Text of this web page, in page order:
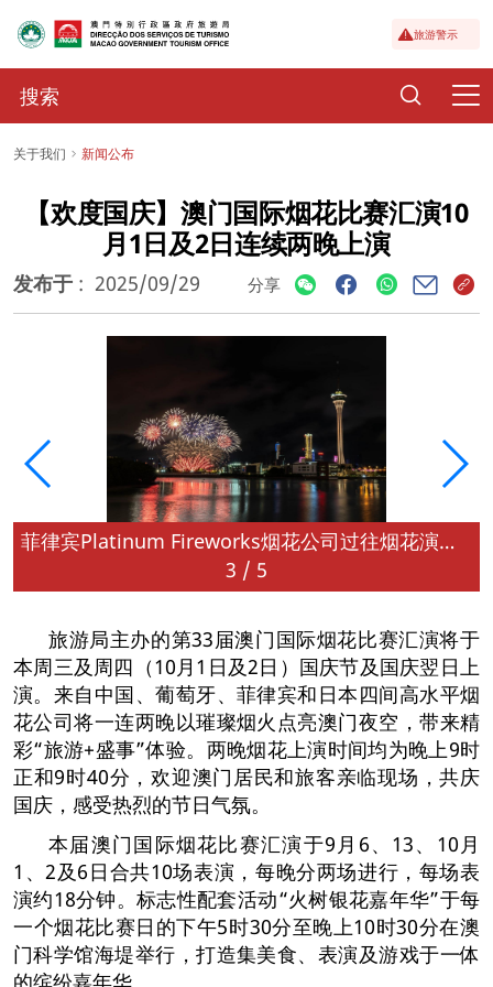
旅游警示
关于我们 新闻公布
【欢度国庆】澳门国际烟花比赛汇演10
月1日及2日连续两晚上演
发布于 : 2025/09/29 分享
菲律宾Platinum Fireworks烟花公司过往烟花演出（资料图片）
3 / 5
旅游局主办的第33届澳门国际烟花比赛汇演将于
本周三及周四（10月1日及2日）国庆节及国庆翌日上
演。来自中国、葡萄牙、菲律宾和日本四间高水平烟
花公司将一连两晚以璀璨烟火点亮澳门夜空，带来精
彩“旅游+盛事”体验。两晚烟花上演时间均为晚上9时
正和9时40分，欢迎澳门居民和旅客亲临现场，共庆
国庆，感受热烈的节日气氛。
本届澳门国际烟花比赛汇演于9月6、13、10月
1、2及6日合共10场表演，每晚分两场进行，每场表
演约18分钟。标志性配套活动“火树银花嘉年华”于每
一个烟花比赛日的下午5时30分至晚上10时30分在澳
门科学馆海堤举行，打造集美食、表演及游戏于一体
的缤纷嘉年华。